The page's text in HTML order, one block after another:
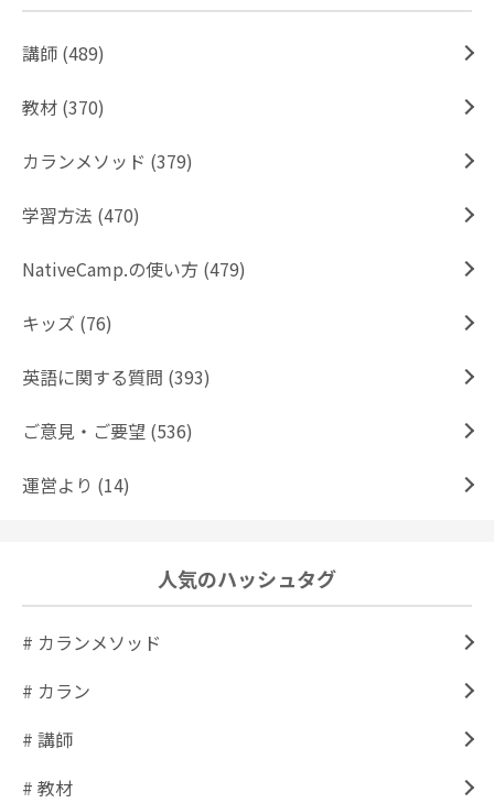
講師 (489)
教材 (370)
カランメソッド (379)
学習方法 (470)
NativeCamp.の使い方 (479)
キッズ (76)
英語に関する質問 (393)
ご意見・ご要望 (536)
運営より (14)
人気のハッシュタグ
# カランメソッド
# カラン
# 講師
# 教材